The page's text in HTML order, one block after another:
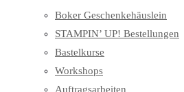
Boker Geschenkehäuslein
STAMPIN’ UP! Bestellungen
Bastelkurse
Workshops
Auftragsarbeiten